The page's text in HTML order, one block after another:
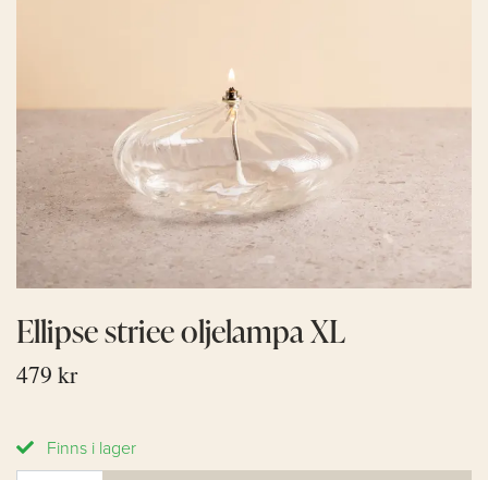
Ellipse striee oljelampa XL
479 kr
Finns i lager